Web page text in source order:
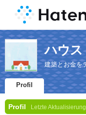
ハウス
建築とお金を
Profil
Profil Letzte